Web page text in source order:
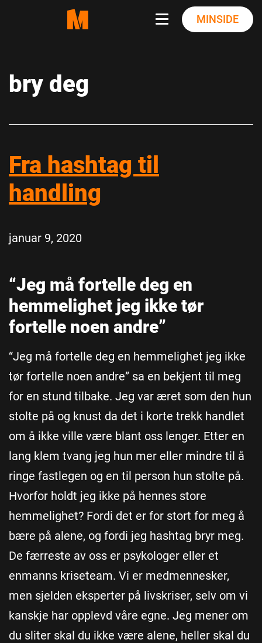
MINSIDE
bry deg
Fra hashtag til
handling
januar 9, 2020
“Jeg må fortelle deg en
hemmelighet jeg ikke tør
fortelle noen andre”
“Jeg må fortelle deg en hemmelighet jeg ikke
tør fortelle noen andre” sa en bekjent til meg
for en stund tilbake. Jeg var æret som den hun
stolte på og knust da det i korte trekk handlet
om å ikke ville være blant oss lenger. Etter en
lang klem tvang jeg hun mer eller mindre til å
ringe fastlegen og en til person hun stolte på.
Hvorfor holdt jeg ikke på hennes store
hemmelighet? Fordi det er for stort for meg å
bære på alene, og fordi jeg hashtag bryr meg.
De færreste av oss er psykologer eller et
enmanns kriseteam. Vi er medmennesker,
men sjelden eksperter på livskriser, selv om vi
kanskje har opplevd våre egne. Jeg mener om
du sliter skal du ikke være alene, heller skal du